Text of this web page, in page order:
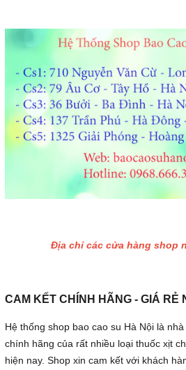
Địa chỉ các cửa hàng shop
CAM KẾT CHÍNH HÃNG - GIÁ RẺ
Hệ thống shop bao cao su Hà Nội là
chính hãng của rất nhiều loại thuốc xịt
hiện nay. Shop xin cam kết với khách